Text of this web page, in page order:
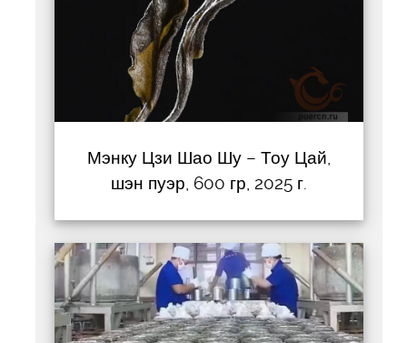
Мэнку Цзи Шао Шу – Тоу Цай,
шэн пуэр, 600 гр, 2025 г.